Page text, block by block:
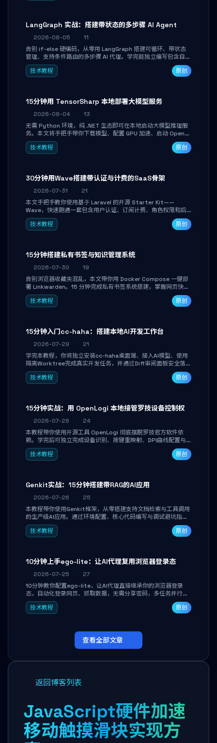
LangGraph 实战：搭建带状态的多步骤 AI Agent
2026-08-05
11
告别 if-else 硬编码，从零用 LangGraph 搭建可循环、带状态
管理、支持条件路由的多步骤 AI 代理。学完能独立编写包含自动
决策、工具调用和持久化状态的复杂工作流，并避开递归溢出、
状态丢失等常见坑点。
技术教程 原创
15分钟用 TensorSharp 本地部署大模型服务
2026-08-04
13
无需 Python 环境，纯 .NET 生态即可在本地启动大模型推理服
务。本文将手把手带你下载模型、配置 GPU 加速、启动 OpenAI
兼容 API，并在 C# 业务代码中无缝调用。数据不出网，零门槛
搞定本地 LLM 部署。
技术教程 原创
30分钟用Wave搭建带认证与计费的SaaS骨架
2026-07-31
21
本文手把手教你使用基于 Laravel 的开源 Starter Kit——
Wave，快速跑通一套包含用户认证、订阅计费、角色权限和后
台管理的完整 SaaS 骨架。附带 Stripe 测试支付对接与自定义
业务页面开发实战，助你省去重复基建时间，将精力聚焦于核心
技术教程 原创
15分钟搭建私有书签与知识管理系统
2026-07-30
19
告别浏览器收藏夹混乱，本文带你用 Docker Compose 一键部
署 Linkwarden。15 分钟完成私有书签系统搭建，掌握网页快照
归档、高亮批注、分类管理与全文搜索。适合开发者与知识工作
者打造个人知识库，资料统一归档，随时检索。
技术教程 原创
15分钟入门cc-haha：搭建本地AI开发工作台
2026-07-29
21
学完本教程，你将独立安装cc-haha桌面端、接入AI模型、使用
隔离Worktree完成真实开发任务，并通过Diff审阅面板安全落地
AI代码改写。告别终端黑盒操作，让AI在沙箱环境中工作，你只
做审阅和决策。
技术教程 原创
15分钟实战：用 OpenLogi 本地接管罗技设备控制权
2026-07-28
24
本教程带你使用开源工具 OpenLogi 彻底摆脱罗技官方软件依
赖。学完后可独立完成设备识别、按键重映射、DPI曲线配置与
SmartShift调节，实现完全离线控制，保护隐私并释放硬件性
能。
技术教程 原创
Genkit实战：15分钟搭建带RAG的AI应用
2026-07-26
25
本教程带你使用Genkit框架，从零搭建支持文档检索与工具调用
的生产级AI应用。通过环境配置、核心代码编写与调试避坑指
南，学完即可掌握多模型切换、RAG管道构建及函数调用注册，
独立开发高效AI智能体。
技术教程 原创
10分钟上手ego-lite：让AI代理复用浏览器登录态
2026-07-25
27
10分钟教你配置ego-lite，让AI代理直接继承你的浏览器登录
态，自动化登录网页、抓取数据，无需分享密码，多任务并行不
干扰日常使用。
技术教程
原创
查看全部文章
返回博客列表
JavaScript硬件加速
移动触摸滑块实现方